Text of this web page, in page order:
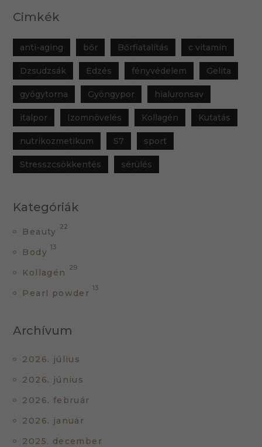
Cimkék
anti-aging bőr Bőrfiatalítás c vitamin
Dzsudzsák Edzés fényvédelem Gelita
gyógytorna Gyöngypor hialuronsav
italpor Izomnövelés Kollagén Kutatás
nutrikozmetikum S7 sport
Stresszcsökkentés sérülés
Kategóriák
Beauty 22
Body 13
Kollagén 29
Pearl powder 13
Archívum
2026. július
2026. június
2026. február
2026. január
2025. december